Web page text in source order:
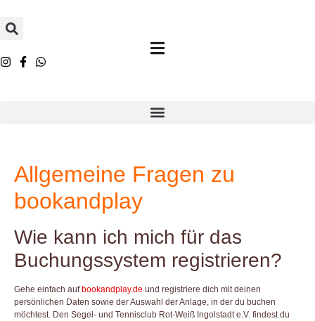
Allgemeine Fragen zu
bookandplay
Wie kann ich mich für das
Buchungssystem registrieren?
Gehe einfach aufbookandplay.de und registriere dich mit deinen
persönlichen Daten sowie der Auswahl der Anlage, in der du buchen
möchtest. Den Segel- und Tennisclub Rot-Weiß Ingolstadt e.V. findest du